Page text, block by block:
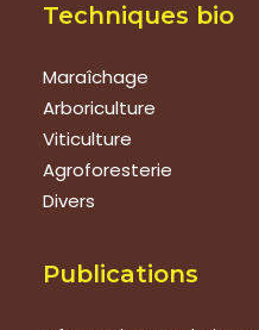
Techniques bio
Maraîchage
Arboriculture
Viticulture
Agroforesterie
Divers
Publications